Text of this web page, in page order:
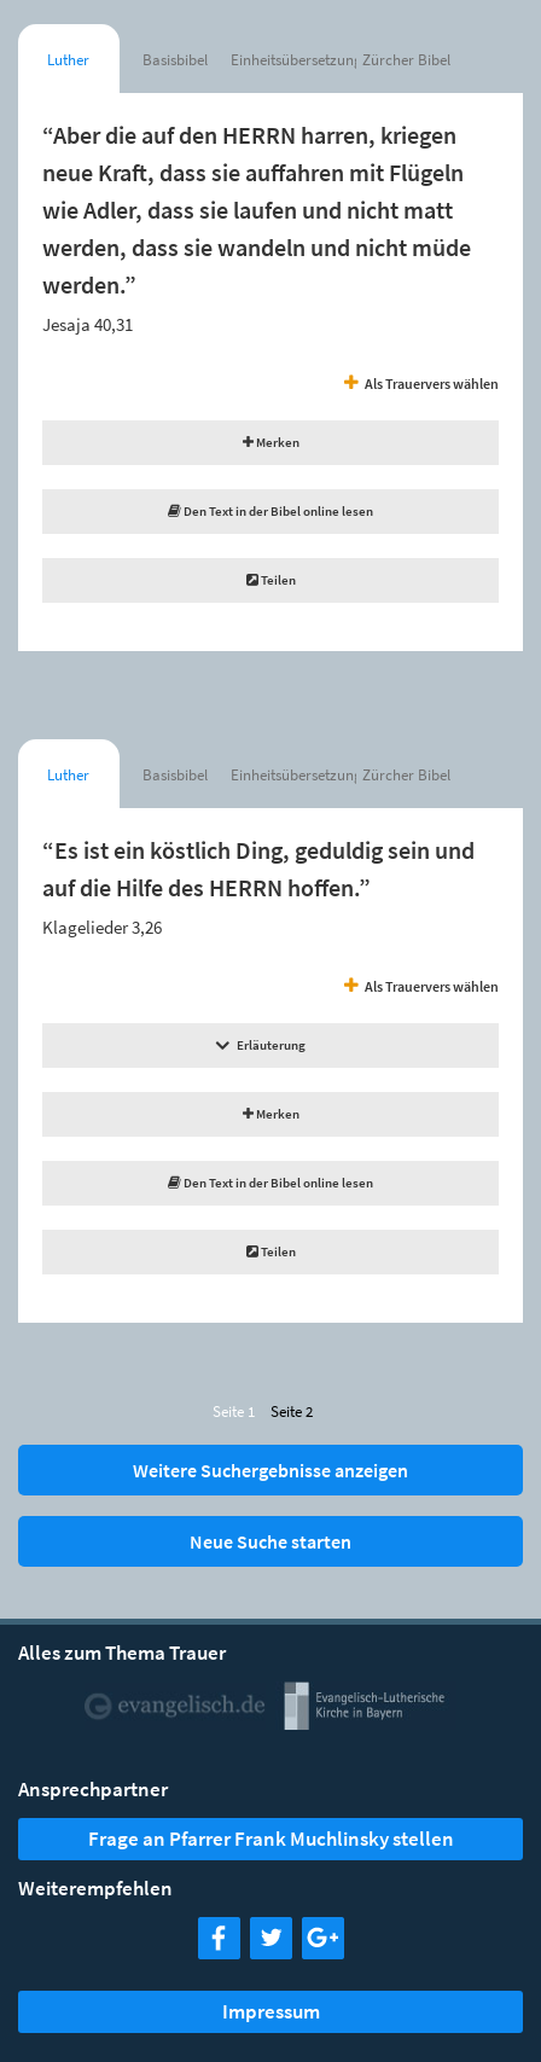
Luther Basisbibel Einheitsübersetzung Zürcher Bibel
“Aber die auf den HERRN harren, kriegen
neue Kraft, dass sie auffahren mit Flügeln
wie Adler, dass sie laufen und nicht matt
werden, dass sie wandeln und nicht müde
werden.”
Jesaja 40,31
Als Trauervers wählen
Merken
Den Text in der Bibel online lesen
Teilen
Luther Basisbibel Einheitsübersetzung Zürcher Bibel
“Es ist ein köstlich Ding, geduldig sein und
auf die Hilfe des HERRN hoffen.”
Klagelieder 3,26
Als Trauervers wählen
Erläuterung
Merken
Den Text in der Bibel online lesen
Teilen
Seite 1 Seite 2
Weitere Suchergebnisse anzeigen
Neue Suche starten
Alles zum Thema Trauer
Ansprechpartner
Frage an Pfarrer Frank Muchlinsky stellen
Weiterempfehlen
Impressum